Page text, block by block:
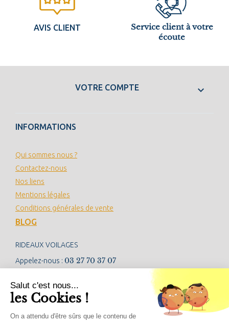
AVIS CLIENT
Service client à votre
écoute
VOTRE COMPTE 
INFORMATIONS
Qui sommes nous ?
Contactez-nous
Nos liens
Mentions légales
Conditions générales de vente
BLOG
RIDEAUX VOILAGES
Appelez-nous : 03 27 70 37 07
NEWSLETTER
Salut c'est nous...
les Cookies !
On a attendu d'être sûrs que le contenu de